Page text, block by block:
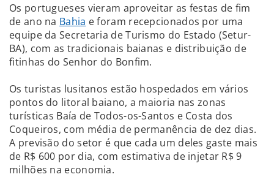
Os portugueses vieram aproveitar as festas de fim
de ano na Bahia e foram recepcionados por uma
equipe da Secretaria de Turismo do Estado (Setur-
BA), com as tradicionais baianas e distribuição de
fitinhas do Senhor do Bonfim.
Os turistas lusitanos estão hospedados em vários
pontos do litoral baiano, a maioria nas zonas
turísticas Baía de Todos-os-Santos e Costa dos
Coqueiros, com média de permanência de dez dias.
A previsão do setor é que cada um deles gaste mais
de R$ 600 por dia, com estimativa de injetar R$ 9
milhões na economia.